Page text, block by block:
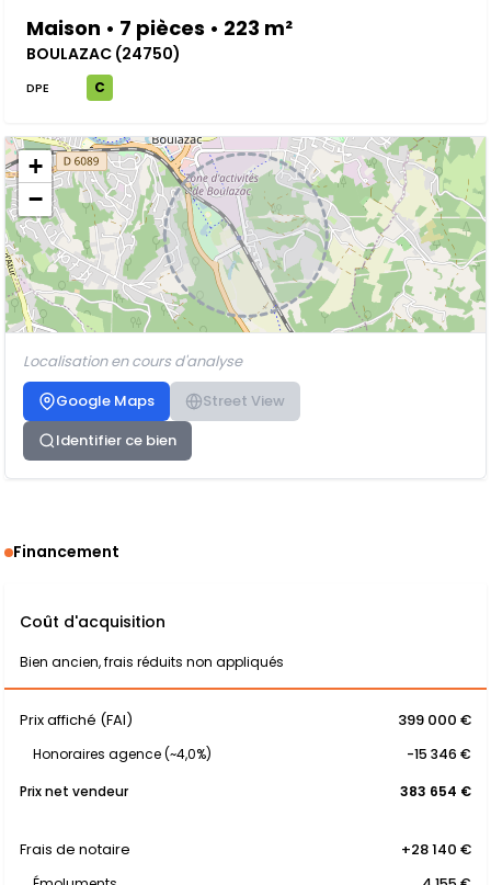
Maison • 7 pièces • 223 m²
BOULAZAC (24750)
DPE C
+
−
Localisation en cours d'analyse
Google Maps
Street View
Identifier ce bien
Financement
Coût d'acquisition
Bien ancien, frais réduits non appliqués
Prix affiché (FAI) 399 000 €
Honoraires agence (~4,0%)
-15 346 €
Prix net vendeur
383 654 €
Frais de notaire +28 140 €